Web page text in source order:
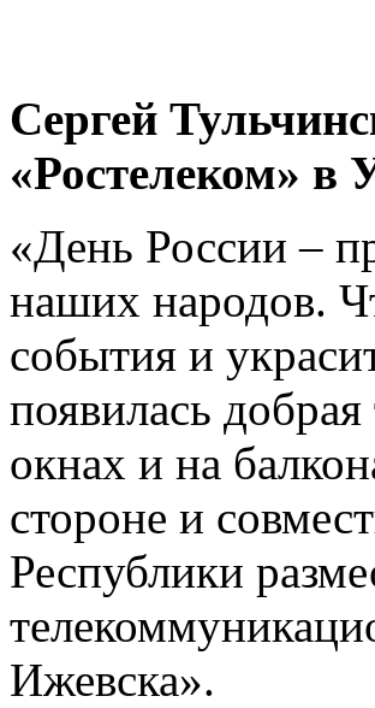
Сергей
«Ростелеком» в
«День России –
наших народов.
события и
появилась
окнах и на
стороне и
Республики
Ижевска».